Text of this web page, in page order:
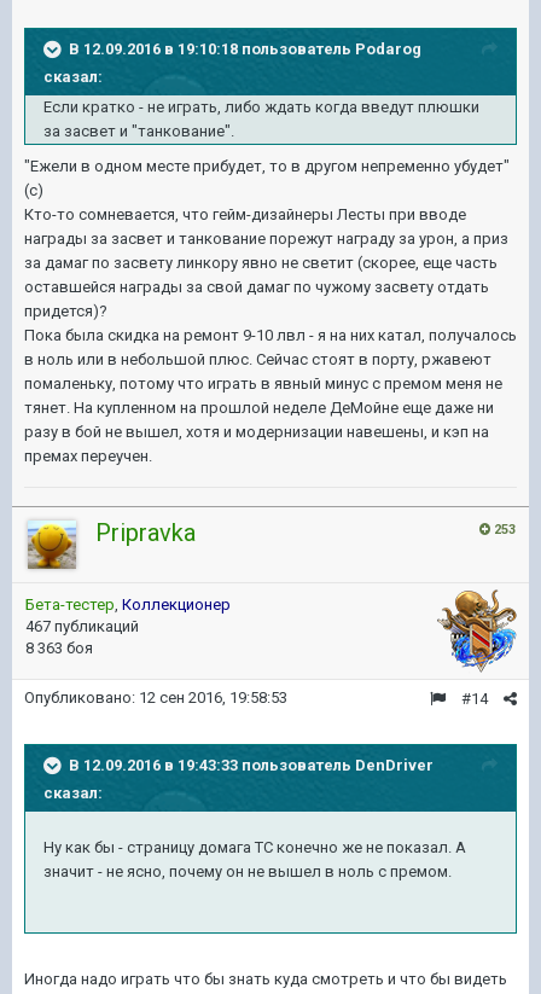
В 12.09.2016 в 19:10:18 пользователь Podarog
сказал:
Если кратко - не играть, либо ждать когда введут плюшки
за засвет и "танкование".
"Ежели в одном месте прибудет, то в другом непременно убудет"
(с)
Кто-то сомневается, что гейм-дизайнеры Лесты при вводе
награды за засвет и танкование порежут награду за урон, а приз
за дамаг по засвету линкору явно не светит (скорее, еще часть
оставшейся награды за свой дамаг по чужому засвету отдать
придется)?
Пока была скидка на ремонт 9-10 лвл - я на них катал, получалось
в ноль или в небольшой плюс. Сейчас стоят в порту, ржавеют
помаленьку, потому что играть в явный минус с премом меня не
тянет. На купленном на прошлой неделе ДеМойне еще даже ни
разу в бой не вышел, хотя и модернизации навешены, и кэп на
премах переучен.
253
Pripravka
Бета-тестер, Коллекционер
467 публикаций
8 363 боя
#14
Опубликовано: 12 сен 2016, 19:58:53
В 12.09.2016 в 19:43:33 пользователь DenDriver
сказал:
Ну как бы - страницу домага ТС конечно же не показал. А
значит - не ясно, почему он не вышел в ноль с премом.
Иногда надо играть что бы знать куда смотреть и что бы видеть